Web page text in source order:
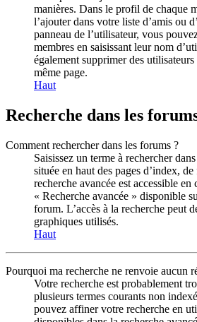
manières. Dans le profil de chaque
l’ajouter dans votre liste d’amis ou
panneau de l’utilisateur, vous
membres en saisissant leur nom
également supprimer des
même page.
Haut
Recherche dans les
Comment rechercher dans les forums ?
Saisissez un terme à rechercher
située en haut des pages d’index,
recherche avancée est accessible
« Recherche avancée » disponible
forum. L’accès à la recherche peut
graphiques utilisés.
Haut
Pourquoi ma recherche ne renvoie aucun
Votre recherche est probablement
plusieurs termes courants non
pouvez affiner votre recherche en